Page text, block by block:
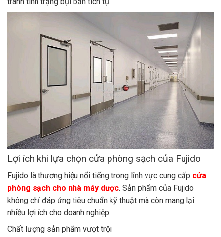
Lợi ích khi lựa chọn cửa phòng sạch của Fujido
Fujido là thương hiệu nổi tiếng trong lĩnh vực cung cấp cửa
phòng sạch cho nhà máy dược. Sản phẩm của Fujido
không chỉ đáp ứng tiêu chuẩn kỹ thuật mà còn mang lại
nhiều lợi ích cho doanh nghiệp.
Chất lượng sản phẩm vượt trội